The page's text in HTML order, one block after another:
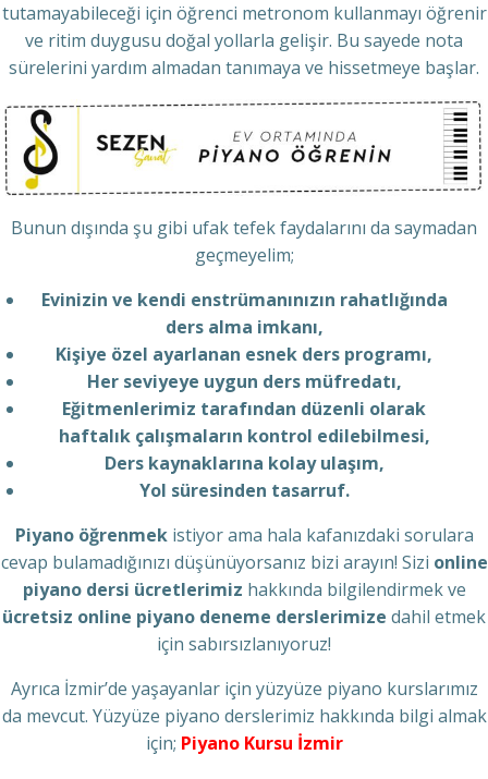
tutamayabileceği için öğrenci metronom kullanmayı öğrenir
ve ritim duygusu doğal yollarla gelişir. Bu sayede nota
sürelerini yardım almadan tanımaya ve hissetmeye başlar.
Bunun dışında şu gibi ufak tefek faydalarını da saymadan
geçmeyelim;
Evinizin ve kendi enstrümanınızın rahatlığında
ders alma imkanı,
Kişiye özel ayarlanan esnek ders programı,
Her seviyeye uygun ders müfredatı,
Eğitmenlerimiz tarafından düzenli olarak
haftalık çalışmaların kontrol edilebilmesi,
Ders kaynaklarına kolay ulaşım,
Yol süresinden tasarruf.
Piyano öğrenmekistiyor ama hala kafanızdaki sorulara
cevap bulamadığınızı düşünüyorsanız bizi arayın! Sizi online
piyano dersi ücretlerimiz hakkında bilgilendirmek ve
ücretsiz online piyano deneme derslerimize dahil etmek
için sabırsızlanıyoruz!
Ayrıca İzmir’de yaşayanlar için yüzyüze piyano kurslarımız
da mevcut. Yüzyüze piyano derslerimiz hakkında bilgi almak
için; Piyano Kursu İzmir